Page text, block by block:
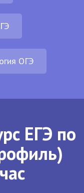
ОГЭ
ЕГЭ по